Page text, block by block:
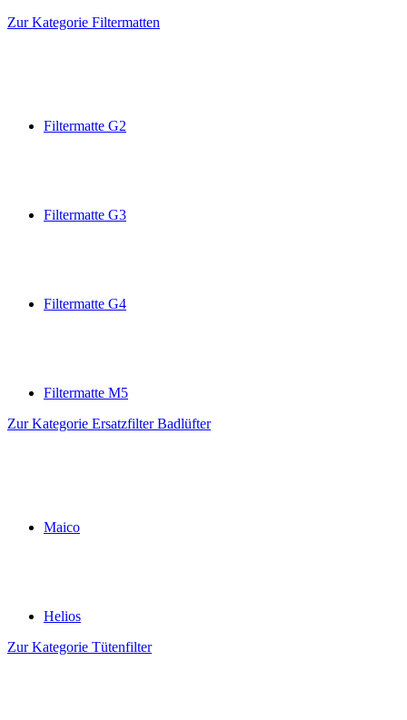
Zur Kategorie Filtermatten
Filtermatte G2
Filtermatte G3
Filtermatte G4
Filtermatte M5
Zur Kategorie Ersatzfilter Badlüfter
Maico
Helios
Zur Kategorie Tütenfilter